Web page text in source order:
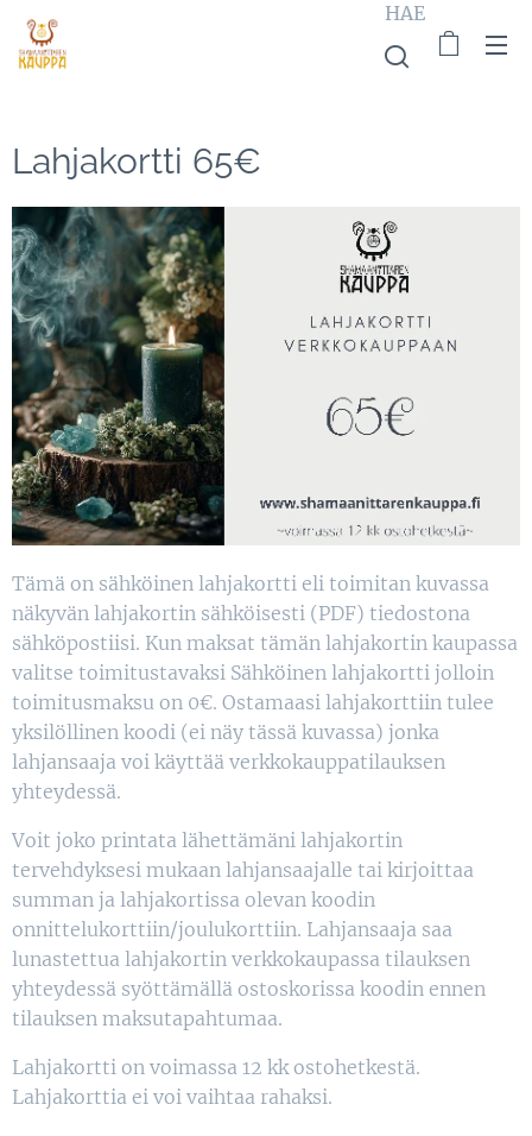
HAE
Lahjakortti 65€
Tämä on sähköinen lahjakortti eli toimitan kuvassa
näkyvän lahjakortin sähköisesti (PDF) tiedostona
sähköpostiisi. Kun maksat tämän lahjakortin kaupassa
valitse toimitustavaksi Sähköinen lahjakortti jolloin
toimitusmaksu on 0€. Ostamaasi lahjakorttiin tulee
yksilöllinen koodi (ei näy tässä kuvassa) jonka
lahjansaaja voi käyttää verkkokauppatilauksen
yhteydessä.
Voit joko printata lähettämäni lahjakortin
tervehdyksesi mukaan lahjansaajalle tai kirjoittaa
summan ja lahjakortissa olevan koodin
onnittelukorttiin/joulukorttiin. Lahjansaaja saa
lunastettua lahjakortin verkkokaupassa tilauksen
yhteydessä syöttämällä ostoskorissa koodin ennen
tilauksen maksutapahtumaa.
Lahjakortti on voimassa 12 kk ostohetkestä.
Lahjakorttia ei voi vaihtaa rahaksi.